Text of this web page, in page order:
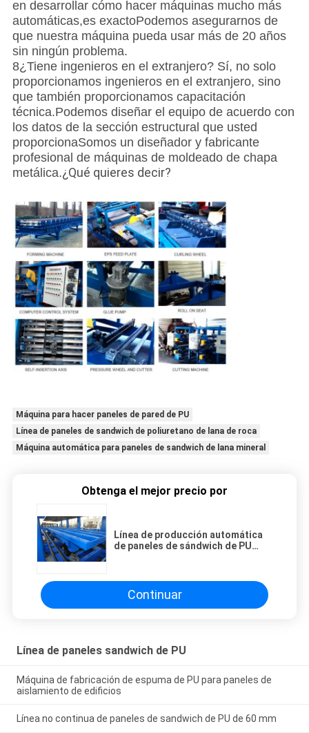
en desarrollar cómo hacer máquinas mucho más
automáticas,es exactoPodemos asegurarnos de
que nuestra máquina pueda usar más de 20 años
sin ningún problema.
8¿Tiene ingenieros en el extranjero? Sí, no solo
proporcionamos ingenieros en el extranjero, sino
que también proporcionamos capacitación
técnica.Podemos diseñar el equipo de acuerdo con
los datos de la sección estructural que usted
proporcionaSomos un diseñador y fabricante
profesional de máquinas de moldeado de chapa
metálica.¿Qué quieres decir?
Máquina para hacer paneles de pared de PU
Línea de paneles de sandwich de poliuretano de lana de roca
Máquina automática para paneles de sandwich de lana mineral
Obtenga el mejor precio por
Línea de producción automática
de paneles de sándwich de PU
Continuar
Línea de paneles sandwich de PU
Máquina de fabricación de espuma de PU para paneles de
aislamiento de edificios
Línea no continua de paneles de sandwich de PU de 60 mm